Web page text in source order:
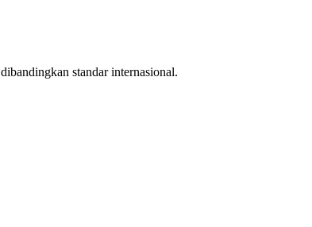
dibandingkan standar internasional.